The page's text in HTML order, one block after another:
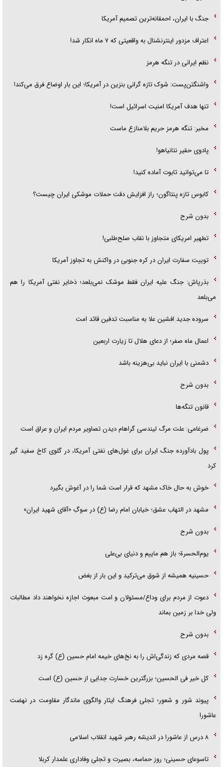
جنگ با ایران، احمقانه‌ترین تصمیم آمریکا
اعتراف مزدور اینترنشنال به واقعیتی که ۷ ماه انکار شد!
نظم ایرانی در تنگه هرمز
واشنگتن‌پست: شوک تازه گرانی بنزین در آمریکا؛ این بار اوضاع فرق می‌کند!
تنها هدف آمریکا امنیت اسرائیل است!
مخبر: تنگه هرمز حریم بلامنازع ماست
پادوی حقیر نتانیاهو!
تا می‌توانید تابوت آماده کنید!
کابوس تازه پنتاگون؛ راز افزایش دقت حملات موشکی ایران چیست؟
بدون شرح
تطهیر امریکای متجاوز با نقاب صلح‌طلبی!
توییت سفارت ایران در کره جنوبی در واکنش به تجاوز آمریکا
بذرپاش: ‏جنگ علیه ایران فقط موشک نمی‌بلعد؛ ذخایر نفتی آمریکا را هم
می‌بلعد
سروده جدید افشین علا به مناسبت تدفین قائد امت
اعمال ماه صفر؛ از دعای هلال تا زیارت اربعین
دشمنی با ایران نباید بی‌هزینه باشد
بدون شرح
قانون تنگه‌ها
ضرغامی: علت مرگ لیندسی گراهام دیدن تصاویر مردم ایران و عراق است
پول بادآورده جنگ ایران برای غول‌های نفتی آمریکا، در گلوی کاخ سفید گیر
کرد
خوش به حال خاک مشهد که قرار است شما را در آغوش بگیرد
مشهد در التهاب عشق؛ خیابان امام رضا (ع) در سوگِ «آقای شهید ایران»
بدون شرح
یوم‌الحسرة؛ باز هم ماییم و دنیای بی‌علی
حسینیه همیشه از شوق می‌ترکید و این بار از بغض
دعوت از مردم برای وداع/مسئولان و امت مبعوث اجازه نخواهند داد مطالبات
ولی خدا بر زمین بماند
بدون شرح
قصه مردی که زندگی‌اش را به نخ‌های خیمه امام حسین (ع) گره زد
کل خیر فی الحسین؛ بزرگترین خسارت جدایی از حسین (ع) است
پیوند شور و شعور؛ تجلی فرهنگ ایثار والگوی ماندگار مقاومت در نهضت
عاشورا
۸ درس از عاشورا در اندیشه رهبر شهید انقلاب اسلامی
تاسوعای حسینی؛ روز حماسه، بصیرت و تجلی وفاداری علمدار کربلا